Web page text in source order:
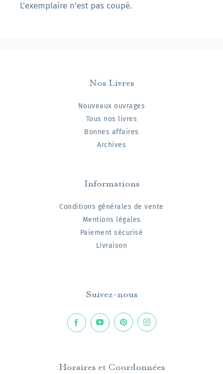
L'exemplaire n'est pas coupé.
Nos Livres
Nouveaux ouvrages
Tous nos livres
Bonnes affaires
Archives
Informations
Conditions générales de vente
Mentions légales
Paiement sécurisé
Livraison
Suivez-nous
Horaires et Coordonnées